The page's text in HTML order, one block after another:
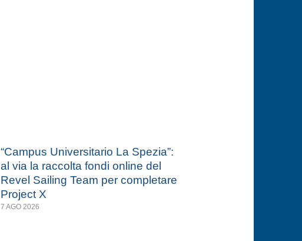
“Campus Universitario La Spezia”:
al via la raccolta fondi online del
Revel Sailing Team per completare
Project X
7 AGO 2026